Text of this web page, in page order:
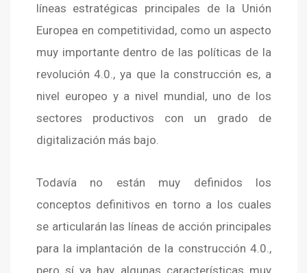
líneas estratégicas principales de la Unión
Europea en competitividad, como un aspecto
muy importante dentro de las políticas de la
revolución 4.0., ya que la construcción es, a
nivel europeo y a nivel mundial, uno de los
sectores productivos con un grado de
digitalización más bajo.
Todavía no están muy definidos los
conceptos definitivos en torno a los cuales
se articularán las líneas de acción principales
para la implantación de la construcción 4.0.,
pero sí ya hay algunas características muy